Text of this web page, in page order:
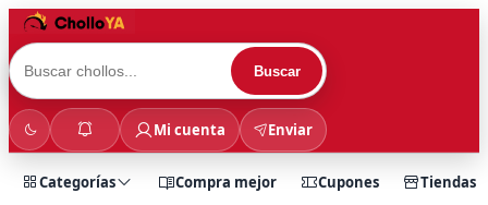
Buscar
Mi cuenta Enviar
Categorías Compra mejor Cupones Tiendas